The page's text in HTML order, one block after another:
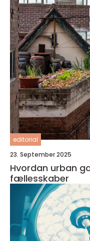
editorial
23. September 2025
Hvordan urban
fællesskaber